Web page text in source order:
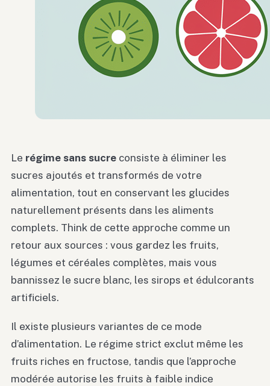
Le régime sans sucre consiste à éliminer les
sucres ajoutés et transformés de votre
alimentation, tout en conservant les glucides
naturellement présents dans les aliments
complets. Think de cette approche comme un
retour aux sources : vous gardez les fruits,
légumes et céréales complètes, mais vous
bannissez le sucre blanc, les sirops et édulcorants
artificiels.
Il existe plusieurs variantes de ce mode
d’alimentation. Le régime strict exclut même les
fruits riches en fructose, tandis que l’approche
modérée autorise les fruits à faible indice